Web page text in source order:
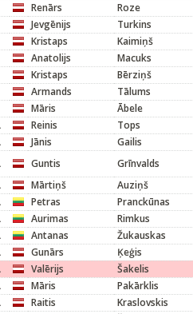
Renārs Roze
Jevgēnijs Turkins
Kristaps Kaimiņš
Anatolijs Macuks
Kristaps Bērziņš
Armands Tālums
Māris Ābele
Reinis Tops
Jānis Gailis
Guntis Grīnvalds
Mārtiņš Auziņš
Petras Pranckūnas
Aurimas Rimkus
Antanas Žukauskas
Gunārs Ķeģis
Valērijs Šakelis
Māris Pakārklis
Raitis Kraslovskis